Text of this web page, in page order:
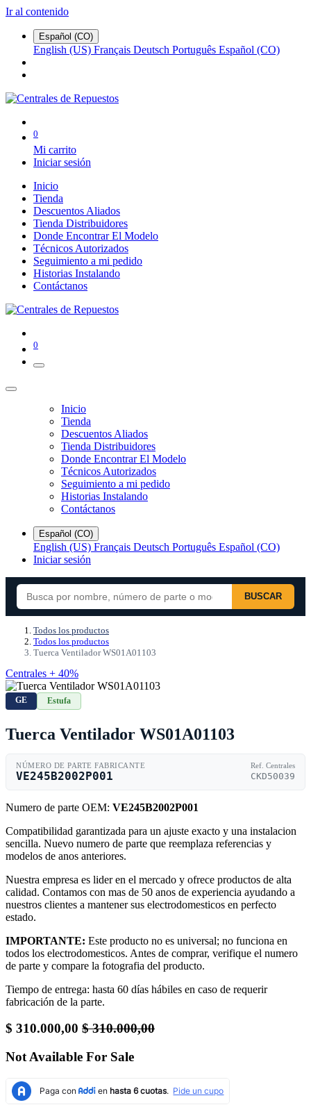
Ir al contenido
Español (CO)
English (US) Français Deutsch Português Español (CO)
0
Mi carrito
Iniciar sesión
Inicio
Tienda
Descuentos Aliados
Tienda Distribuidores
Donde Encontrar El Modelo
Técnicos Autorizados
Seguimiento a mi pedido
Historias Instalando
Contáctanos
0
Inicio
Tienda
Descuentos Aliados
Tienda Distribuidores
Donde Encontrar El Modelo
Técnicos Autorizados
Seguimiento a mi pedido
Historias Instalando
Contáctanos
Español (CO)
English (US) Français Deutsch Português Español (CO)
Iniciar sesión
BUSCAR
Todos los productos
Todos los productos
Tuerca Ventilador WS01A01103
Centrales + 40%
GE Estufa
Tuerca Ventilador WS01A01103
NÚMERO DE PARTE FABRICANTE
VE245B2002P001
Ref. Centrales
CKD50039
Numero de parte OEM: VE245B2002P001
Compatibilidad garantizada para un ajuste exacto y una instalacion
sencilla. Nuevo numero de parte que reemplaza referencias y
modelos de anos anteriores.
Nuestra empresa es lider en el mercado y ofrece productos de alta
calidad. Contamos con mas de 50 anos de experiencia ayudando a
nuestros clientes a mantener sus electrodomesticos en perfecto
estado.
IMPORTANTE: Este producto no es universal; no funciona en
todos los electrodomesticos. Antes de comprar, verifique el numero
de parte y compare la fotografia del producto.
Tiempo de entrega: hasta 60 días hábiles en caso de requerir
fabricación de la parte.
$ 310.000,00 $310.000,00
Not Available For Sale